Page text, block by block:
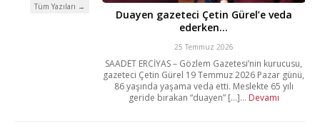
Tüm Yazıları →
Duayen gazeteci Çetin Gürel’e veda
ederken…
25 Temmuz 2026
SAADET ERCİYAS – Gözlem Gazetesi’nin kurucusu,
gazeteci Çetin Gürel 19 Temmuz 2026 Pazar günü,
86 yaşında yaşama veda etti. Meslekte 65 yılı
geride bırakan “duayen” [...]... Devamı